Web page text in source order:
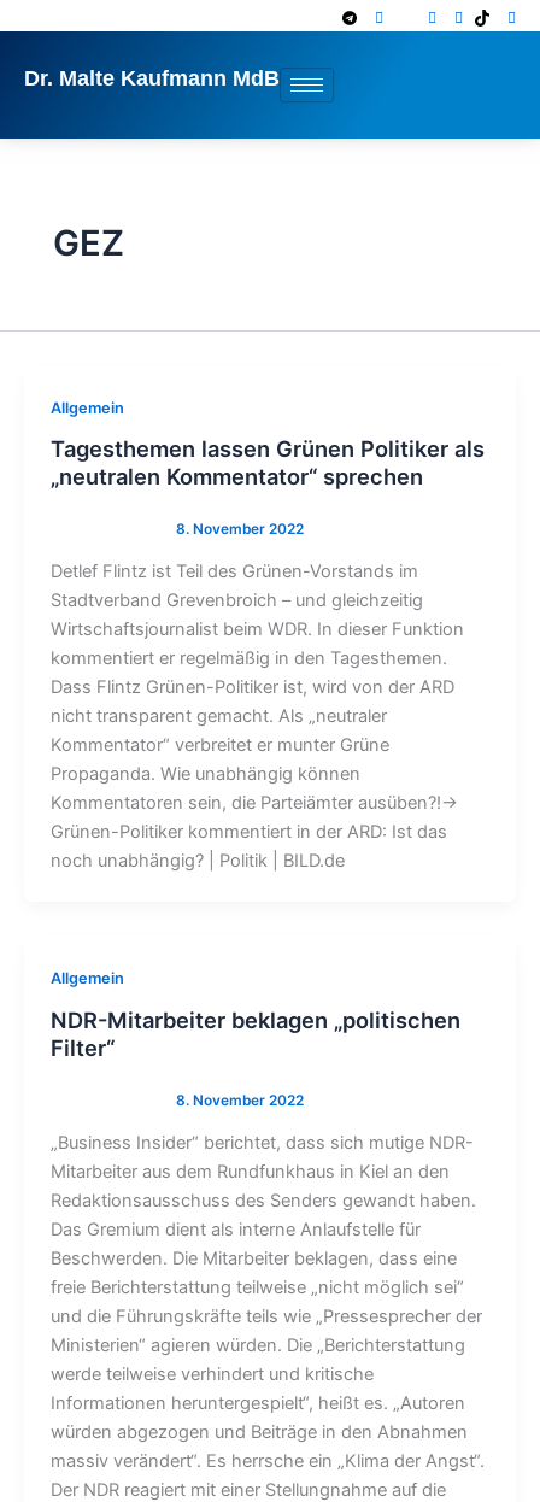
springen
Dr. Malte Kaufmann MdB
GEZ
Allgemein
Tagesthemen lassen Grünen Politiker als
„neutralen Kommentator“ sprechen
Detlef Flintz ist Teil des Grünen-Vorstands im
Stadtverband Grevenbroich – und gleichzeitig
Wirtschaftsjournalist beim WDR. In dieser Funktion
kommentiert er regelmäßig in den Tagesthemen.
Dass Flintz Grünen-Politiker ist, wird von der ARD
nicht transparent gemacht. Als „neutraler
Kommentator“ verbreitet er munter Grüne
Propaganda. Wie unabhängig können
Kommentatoren sein, die Parteiämter ausüben?!→
Grünen-Politiker kommentiert in der ARD: Ist das
noch unabhängig? | Politik | BILD.de
Allgemein
NDR-Mitarbeiter beklagen „politischen
Filter“
„Business Insider“ berichtet, dass sich mutige NDR-
Mitarbeiter aus dem Rundfunkhaus in Kiel an den
Redaktionsausschuss des Senders gewandt haben.
Das Gremium dient als interne Anlaufstelle für
Beschwerden. Die Mitarbeiter beklagen, dass eine
freie Berichterstattung teilweise „nicht möglich sei“
und die Führungskräfte teils wie „Pressesprecher der
Ministerien“ agieren würden. Die „Berichterstattung
werde teilweise verhindert und kritische
Informationen heruntergespielt“, heißt es. „Autoren
würden abgezogen und Beiträge in den Abnahmen
massiv verändert“. Es herrsche ein „Klima der Angst“.
Der NDR reagiert mit einer Stellungnahme auf die